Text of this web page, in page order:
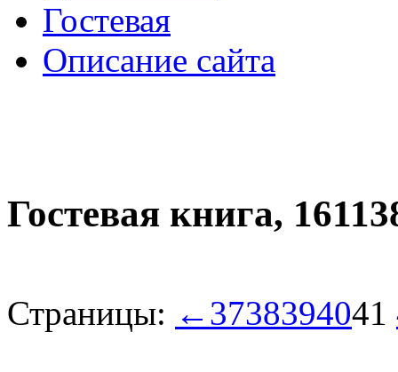
Гостевая
Описание сайта
Гостевая книга,
Страницы: ← 3738394041